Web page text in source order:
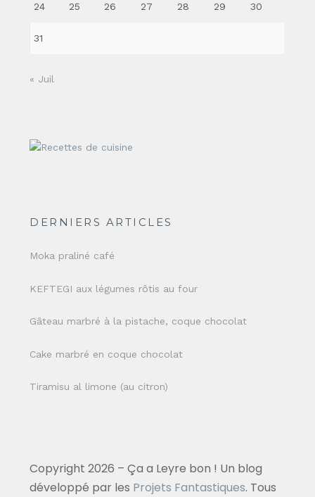
24 25 26 27 28 29 30
31
« Juil
DERNIERS ARTICLES
Moka praliné café
KEFTEGI aux légumes rôtis au four
Gâteau marbré à la pistache, coque chocolat
Cake marbré en coque chocolat
Tiramisu al limone (au citron)
Copyright 2026 – Ça a Leyre bon ! Un blog
développé par les Projets Fantastiques. Tous